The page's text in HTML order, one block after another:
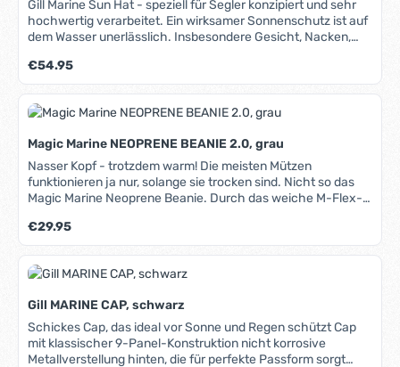
Gill Marine Sun Hat - speziell für Segler konzipiert und sehr
hochwertig verarbeitet. Ein wirksamer Sonnenschutz ist auf
dem Wasser unerlässlich. Insbesondere Gesicht, Nacken,
sind gefährdet. Der eigens für den Einsatz beim Segeln
entwickelte Marine Sun Hat schützt durch seine breite
Krempe und einen starken UV-Schutz (50+) alle Kopfpartien.
Die helle Farbe verhindert ein zu starkes Aufheizen. Da das
kann er aber auch bei schlechterem Wetter getragen
werden und ist deshalb sehr vielfältig einsetzbar. Ein
umlaufendes, verstellbares Kordelband ermöglicht eine
individuelle Einstellung auf die jeweilige Kopfgröße und sorgt
schützt vor Verlust. Das innere Stirnband hat eine
angerauhte, "flauschige" Oberfläche: Bei warmem Wetter
nimmt es Feuchtigkeit auf, bei kälterem Wetter hat es eine
leicht wärmende Wirkung.
Regulärer Preis:
€54.95
Magic Marine NEOPRENE BEANIE 2.0, grau
Nasser Kopf - trotzdem warm! Die meisten Mützen
funktionieren ja nur, solange sie trocken sind. Nicht so das
Magic Marine Neoprene Beanie. Durch das weiche M-Flex-
Mütze unter allen Bedingungen die optimale Kopfbedeckung.
2mm M-Flex-Neopren, kaschiert, vorgeformter Schnitt,
flache Flatlock-Nähte, fester Sitz dank elastischem
Tunnelzug.
Regulärer Preis:
€29.95
Gill MARINE CAP, schwarz
Schickes Cap, das ideal vor Sonne und Regen schützt Cap
mit klassischer 9-Panel-Konstruktion nicht korrosive
Metallverstellung hinten, die für perfekte Passform sorgt